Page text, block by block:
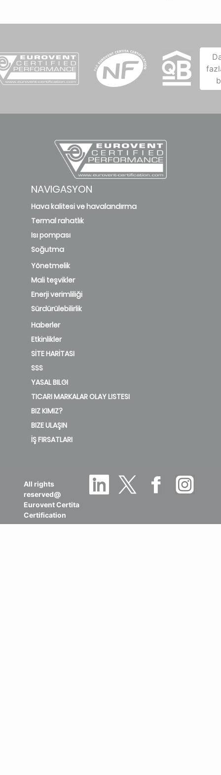
NAVIGASYON
Hava kalitesi ve havalandırma
Termal rahatlık
Isı pompası
Soğutma
Yönetmelik
Mali teşvikler
Enerji verimliliği
Sürdürülebilirlik
Haberler
Etkinlikler
SİTE HARİTASI
SSS
YASAL BILGI
TICARI MARKALAR OLAY LISTESI
BIZ KIMIZ?
BIZE ULAŞIN
İŞ FIRSATLARI
All rights
reserved@
Eurovent Certita
Certification